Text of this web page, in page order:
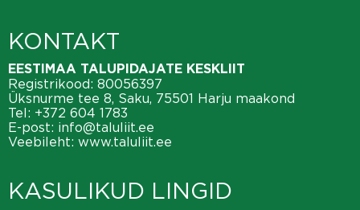
KONTAKT
EESTIMAA TALUPIDAJATE KESKLIIT
Registrikood: 80056397
Üksnurme tee 8, Saku, 75501 Harju maakond
Tel: +372 604 1783
E-post: info@taluliit.ee
Veebileht: www.taluliit.ee
KASULIKUD LINGID